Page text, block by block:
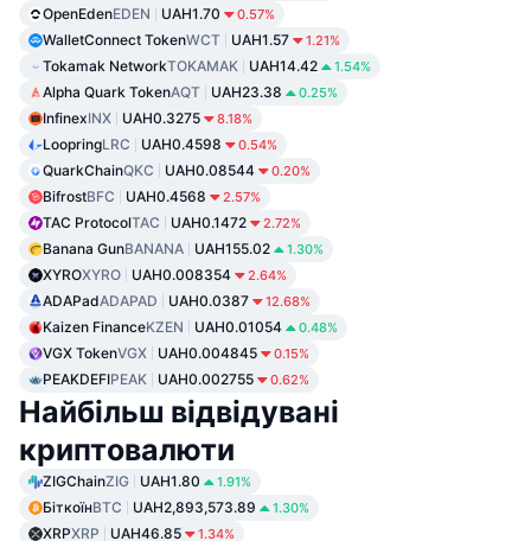
OpenEdenEDEN UAH1.70 0.57%
WalletConnect TokenWCT UAH1.57 1.21%
Tokamak NetworkTOKAMAK UAH14.42 1.54%
Alpha Quark TokenAQT UAH23.38 0.25%
InfinexINX UAH0.3275 8.18%
LoopringLRC UAH0.4598 0.54%
QuarkChainQKC UAH0.08544 0.20%
BifrostBFC UAH0.4568 2.57%
TAC ProtocolTAC UAH0.1472 2.72%
Banana GunBANANA UAH155.02 1.30%
XYROXYRO UAH0.008354 2.64%
ADAPadADAPAD UAH0.0387 12.68%
Kaizen FinanceKZEN UAH0.01054 0.48%
VGX TokenVGX UAH0.004845 0.15%
PEAKDEFIPEAK UAH0.002755 0.62%
Найбільш відвідувані
криптовалюти
ZIGChainZIG UAH1.80 1.91%
БіткоїнBTC UAH2,893,573.89 1.30%
XRPXRP UAH46.85 1.34%